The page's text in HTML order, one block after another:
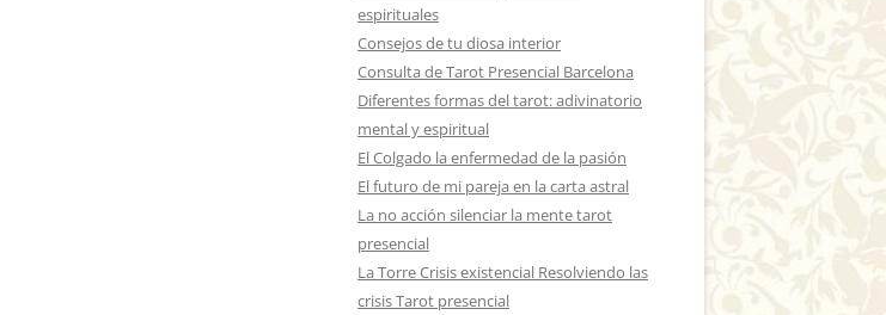
espirituales
Consejos de tu diosa interior
Consulta de Tarot Presencial Barcelona
Diferentes formas del tarot: adivinatorio
mental y espiritual
El Colgado la enfermedad de la pasión
El futuro de mi pareja en la carta astral
La no acción silenciar la mente tarot
presencial
La Torre Crisis existencial Resolviendo las
crisis Tarot presencial